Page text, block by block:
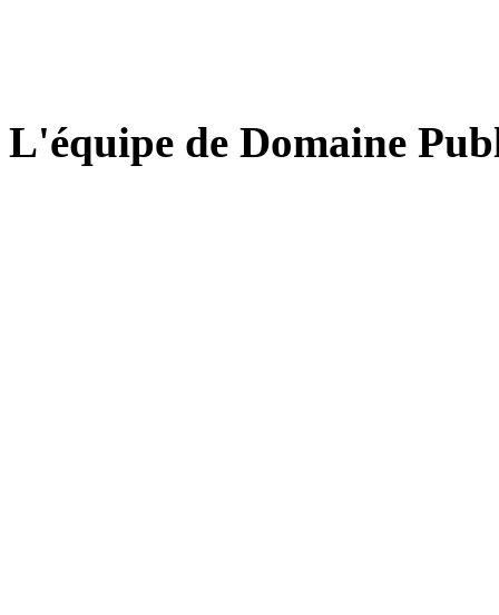
L'équipe de Domaine